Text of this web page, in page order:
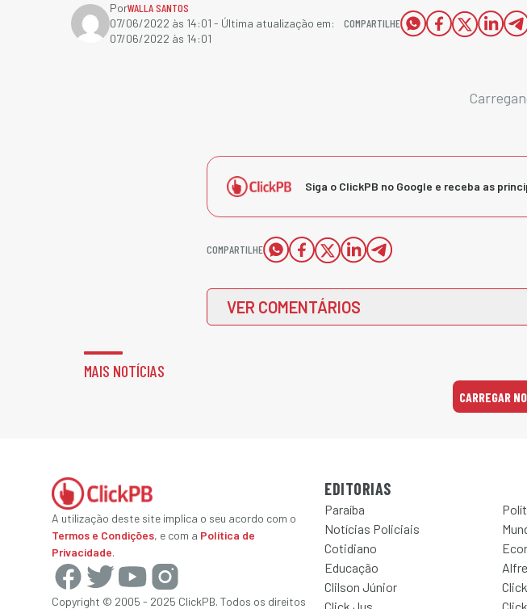
PorWALLA SANTOS
07/06/2022 às 14:01 - Última atualização em:
07/06/2022 às 14:01
COMPARTILHE
Siga o ClickPB no Google e receba as
COMPARTILHE
VER COMENTÁRIOS
MAIS NOTÍCIAS
CARREGAR
A utilização deste site implica o seu acordo com o
Termos e Condições, e com a Política de
Privacidade.
Copyright © 2005 - 2025 ClickPB. Todos os direitos
EDITORIAS
Paraíba
Notícias Policiais
Cotidiano
Educação
Clilson Júnior